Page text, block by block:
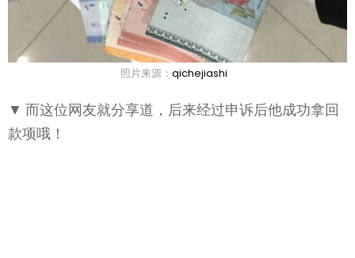
照片来源： qichejiashi
▼ 而这位网友就分享道，后来经过申诉后他成功拿回
款项哦！